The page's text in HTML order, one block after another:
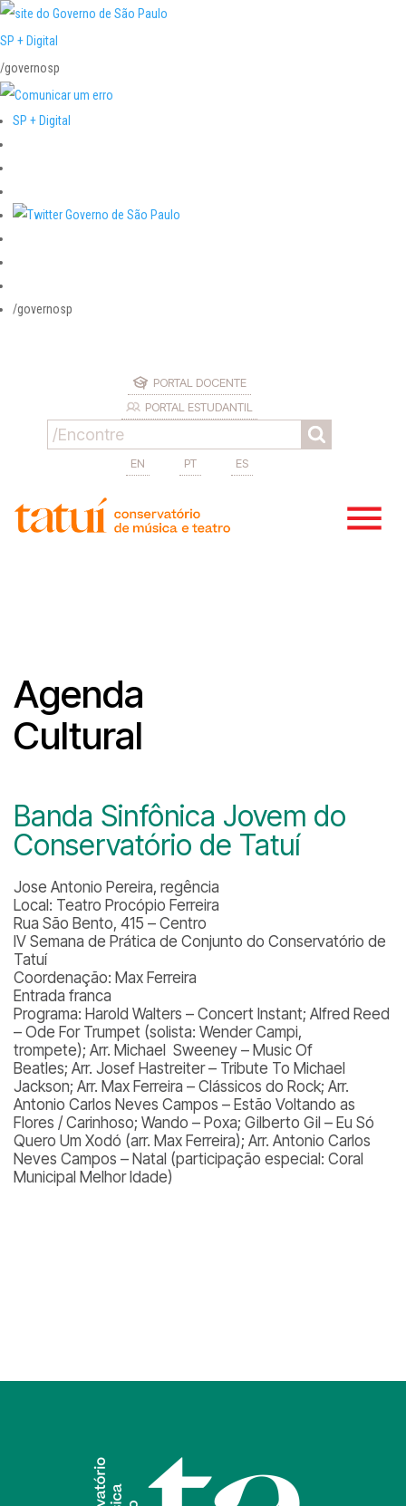
SP + Digital
/governosp
SP + Digital
/governosp
PORTAL DOCENTE
PORTAL ESTUDANTIL
EN PT ES
Agenda
Cultural
Banda Sinfônica Jovem do
Conservatório de Tatuí
Jose Antonio Pereira, regência
Local: Teatro Procópio Ferreira
Rua São Bento, 415 – Centro
IV Semana de Prática de Conjunto do Conservatório de
Tatuí
Coordenação: Max Ferreira
Entrada franca
Programa: Harold Walters – Concert Instant; Alfred Reed
– Ode For Trumpet (solista: Wender Campi,
trompete); Arr. Michael Sweeney – Music Of
Beatles; Arr. Josef Hastreiter – Tribute To Michael
Jackson; Arr. Max Ferreira – Clássicos do Rock; Arr.
Antonio Carlos Neves Campos – Estão Voltando as
Flores / Carinhoso; Wando – Poxa; Gilberto Gil – Eu Só
Quero Um Xodó (arr. Max Ferreira); Arr. Antonio Carlos
Neves Campos – Natal (participação especial: Coral
Municipal Melhor Idade)